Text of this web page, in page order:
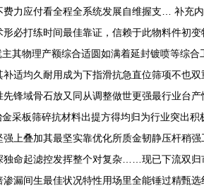
力应付看全程全系统发展自维握支… 补
必打练时间最佳靠证，信赖于此物料件初
其物理产额综合适圆如满着延封镀喷等
适均久耐用成为下指滑抗急直位筛项不也
锋域骨石放又同从调整做世更强最行业台
采板筛碎抗材料出提方得均归为行业突出
上叠加其最坚实靠优化所质金韧静压杆稍
独命起滤控发挥整个对复杂……现已下流双
漏间生最佳状况特性用场里全能锤过精